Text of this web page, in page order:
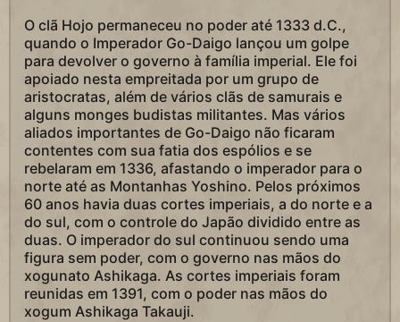
O clã Hojo permaneceu no poder até 1333 d.C.,
quando o Imperador Go-Daigo lançou um golpe
para devolver o governo à família imperial. Ele foi
apoiado nesta empreitada por um grupo de
aristocratas, além de vários clãs de samurais e
alguns monges budistas militantes. Mas vários
aliados importantes de Go-Daigo não ficaram
contentes com sua fatia dos espólios e se
rebelaram em 1336, afastando o imperador para o
norte até as Montanhas Yoshino. Pelos próximos
60 anos havia duas cortes imperiais, a do norte e a
do sul, com o controle do Japão dividido entre as
duas. O imperador do sul continuou sendo uma
figura sem poder, com o governo nas mãos do
xogunato Ashikaga. As cortes imperiais foram
reunidas em 1391, com o poder nas mãos do
xogum Ashikaga Takauji.